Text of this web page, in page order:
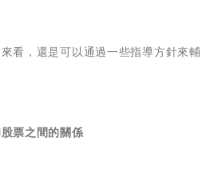
看，還是可以通過一些指導方針來輔
票之間的關係